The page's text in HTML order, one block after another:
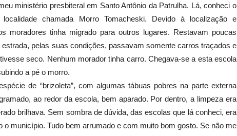
ministério presbiteral em Santo Antônio da Patrulha. Lá, conheci o
chamada Morro Tomacheski. Devido à localização e
moradores tinha migrado para outros lugares. Restavam poucas
pelas suas condições, passavam somente carros traçados e
seco. Nenhum morador tinha carro. Chegava-se a esta escola
a pé o morro.
de “brizoleta”, com algumas tábuas pobres na parte externa
ao redor da escola, bem aparado. Por dentro, a limpeza era
brilhava. Sem sombra de dúvida, das escolas que lá conheci, era
o município. Tudo bem arrumado e com muito bom gosto. Se não me